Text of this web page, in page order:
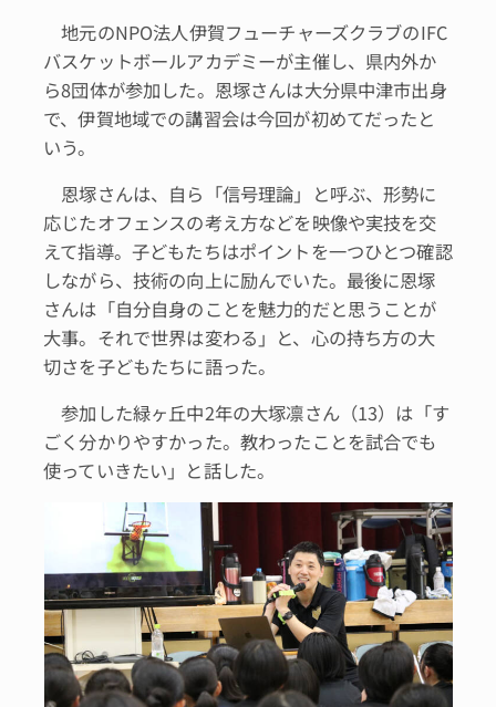
地元のNPO法人伊賀フューチャーズクラブのIFC
バスケットボールアカデミーが主催し、県内外か
ら8団体が参加した。恩塚さんは大分県中津市出身
で、伊賀地域での講習会は今回が初めてだったと
いう。
恩塚さんは、自ら「信号理論」と呼ぶ、形勢に
応じたオフェンスの考え方などを映像や実技を交
えて指導。子どもたちはポイントを一つひとつ確認
しながら、技術の向上に励んでいた。最後に恩塚
さんは「自分自身のことを魅力的だと思うことが
大事。それで世界は変わる」と、心の持ち方の大
切さを子どもたちに語った。
参加した緑ヶ丘中2年の大塚凛さん（13）は「す
ごく分かりやすかった。教わったことを試合でも
使っていきたい」と話した。